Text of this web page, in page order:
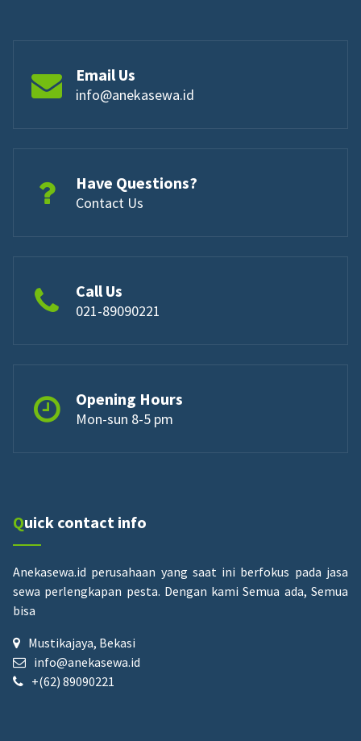
Email Us
info@anekasewa.id
Have Questions?
Contact Us
Call Us
021-89090221
Opening Hours
Mon-sun 8-5 pm
Quick contact info
Anekasewa.id perusahaan yang saat ini berfokus pada jasa
sewa perlengkapan pesta. Dengan kami Semua ada, Semua
bisa
Mustikajaya, Bekasi
info@anekasewa.id
+(62) 89090221